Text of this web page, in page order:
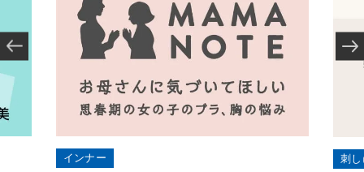
インナー 刺